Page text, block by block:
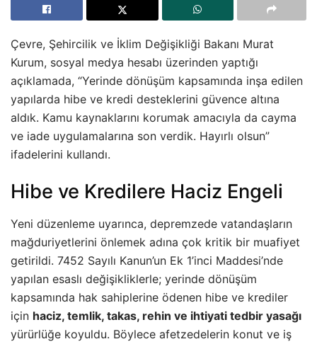
Çevre, Şehircilik ve İklim Değişikliği Bakanı Murat
Kurum, sosyal medya hesabı üzerinden yaptığı
açıklamada, “Yerinde dönüşüm kapsamında inşa edilen
yapılarda hibe ve kredi desteklerini güvence altına
aldık. Kamu kaynaklarını korumak amacıyla da cayma
ve iade uygulamalarına son verdik. Hayırlı olsun”
ifadelerini kullandı.
Hibe ve Kredilere Haciz Engeli
Yeni düzenleme uyarınca, depremzede vatandaşların
mağduriyetlerini önlemek adına çok kritik bir muafiyet
getirildi. 7452 Sayılı Kanun’un Ek 1’inci Maddesi’nde
yapılan esaslı değişikliklerle; yerinde dönüşüm
kapsamında hak sahiplerine ödenen hibe ve krediler
için haciz, temlik, takas, rehin ve ihtiyati tedbir yasağı
yürürlüğe koyuldu. Böylece afetzedelerin konut ve iş